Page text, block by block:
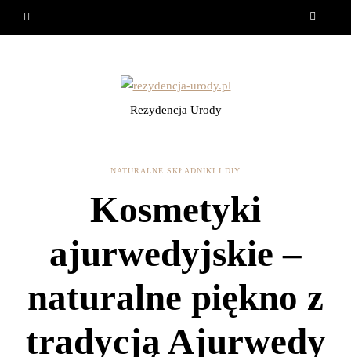
Rezydencja Urody
NATURALNE SKŁADNIKI I DIY
Kosmetyki
ajurwedyjskie –
naturalne piękno z
tradycją Ajurwedy